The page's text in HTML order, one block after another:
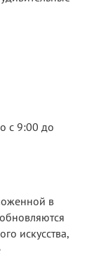
с 9:00 до
в
искусства,